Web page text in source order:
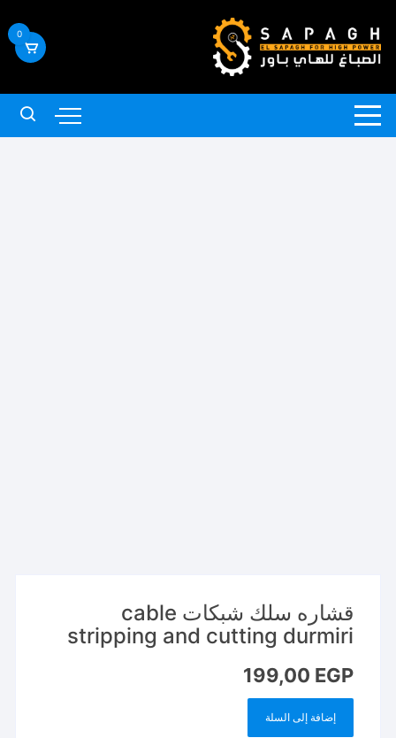
إلى
المحتوى
0
قشاره سلك شبكات cable
stripping and cutting durmiri
199,00 EGP
كمية
إضافة إلى السلة